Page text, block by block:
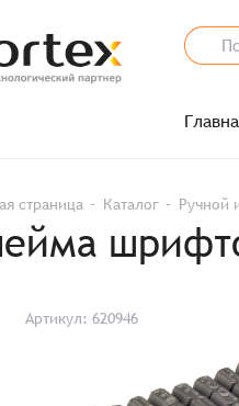
страница Каталог Ручной
Артикул: 620946